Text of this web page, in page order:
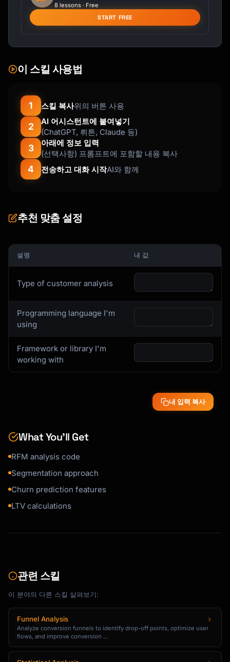
8 lessons · Free
START FREE
이 스킬 사용법
1 스킬 복사위의 버튼 사용
2
AI 어시스턴트에 붙여넣기
(ChatGPT, 뤼튼, Claude 등)
3
아래에 정보 입력
(선택사항) 프롬프트에 포함할 내용 복사
4 전송하고 대화 시작AI와 함께
추천 맞춤 설정
설명 내 값
Type of customer analysis
Programming language I'm
using
Framework or library I'm
working with
내 입력 복사
What You’ll Get
RFM analysis code
Segmentation approach
Churn prediction features
LTV calculations
관련 스킬
이 분야의 다른 스킬 살펴보기:
Funnel Analysis
Analyze conversion funnels to identify drop-off points, optimize user
flows, and improve conversion ...